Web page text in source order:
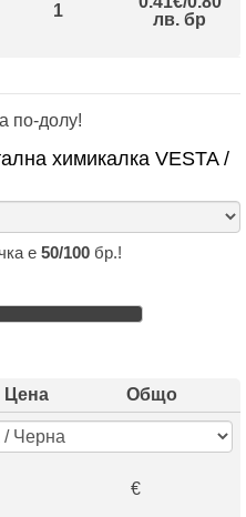
1
лв. бр
по-долу!
химикалка VESTA /
е 50/100 бр.!
Цена Общо
€